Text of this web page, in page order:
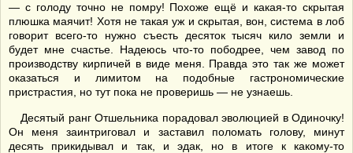
— с голоду точно не помру! Похоже ещё и какая-то скрытая
плюшка маячит! Хотя не такая уж и скрытая, вон, система в лоб
говорит всего-то нужно съесть десяток тысяч кило земли и
будет мне счастье. Надеюсь что-то пободрее, чем завод по
производству кирпичей в виде меня. Правда это так же может
оказаться и лимитом на подобные гастрономические
пристрастия, но тут пока не проверишь — не узнаешь.
Десятый ранг Отшельника порадовал эволюцией в Одиночку!
Он меня заинтриговал и заставил поломать голову, минут
десять прикидывал и так, и эдак, но в итоге к какому-то